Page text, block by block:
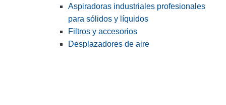
Aspiradoras industriales profesionales
para sólidos y líquidos
Filtros y accesorios
Desplazadores de aire